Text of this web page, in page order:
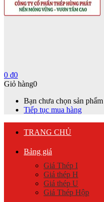
0 ₫0
Giỏ hàng0
Bạn chưa chọn sản
Tiếp tục mua hàng
TRANG CHỦ
Bảng giá
Giá Thép I
Giá thép H
Giá thép U
Giá Thép Hộp